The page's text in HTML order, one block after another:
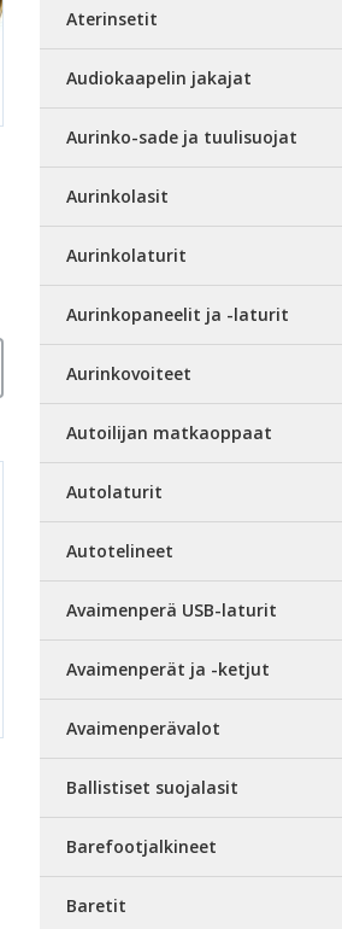
Aterinsetit
Audiokaapelin jakajat
Aurinko-sade ja tuulisuojat
Aurinkolasit
Aurinkolaturit
Aurinkopaneelit ja -laturit
Aurinkovoiteet
Autoilijan matkaoppaat
Autolaturit
Autotelineet
Avaimenperä USB-laturit
Avaimenperät ja -ketjut
Avaimenperävalot
Ballistiset suojalasit
Barefootjalkineet
Baretit